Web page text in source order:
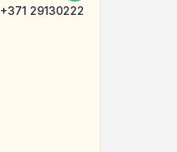
+371 29130222